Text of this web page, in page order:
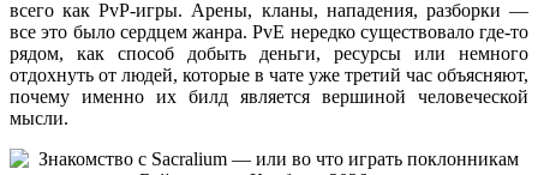
всего как PvP-игры. Арены, кланы, нападения, разборки —
все это было сердцем жанра. PvE нередко существовало где-то
рядом, как способ добыть деньги, ресурсы или немного
отдохнуть от людей, которые в чате уже третий час объясняют,
почему именно их билд является вершиной человеческой
мысли.